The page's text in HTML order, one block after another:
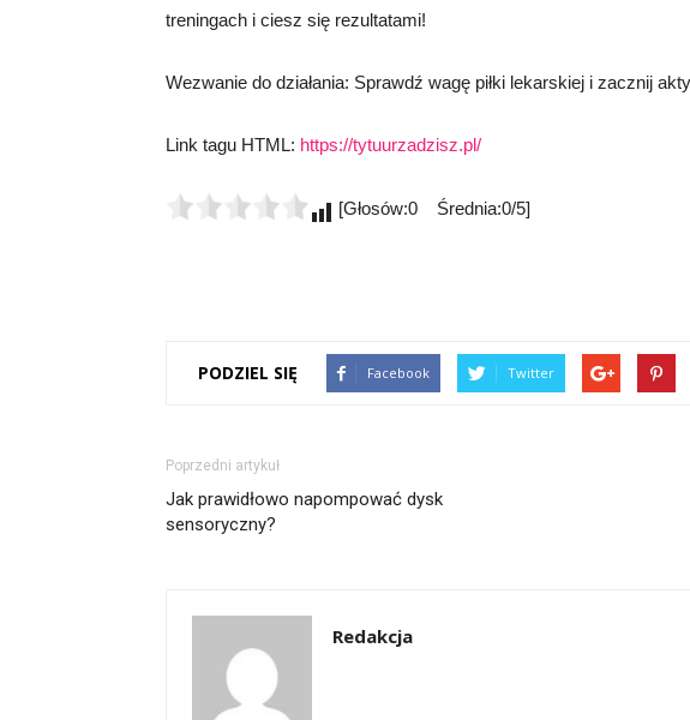
treningach i ciesz się rezultatami!
Wezwanie do działania: Sprawdź wagę piłki lekarskiej i zacznij
Link tagu HTML: https://tytuurzadzisz.pl/
[Głosów:0 Średnia:0/5]
PODZIEL SIĘ Facebook Twitter
Poprzedni artykuł
Jak prawidłowo napompować dysk
sensoryczny?
Redakcja